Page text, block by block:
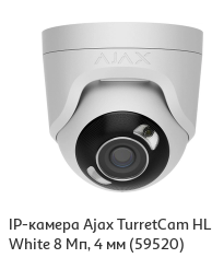
IP-камера Ajax TurretCam HL
White 8 Мп, 4 мм (59520)